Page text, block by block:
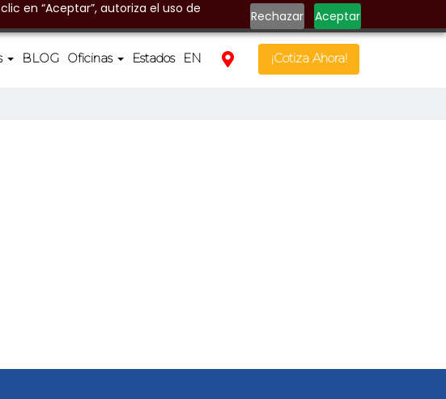
en “Aceptar”, autoriza el uso de
Rechazar Aceptar
BLOG Oficinas Estados EN ¡Cotiza Ahora!